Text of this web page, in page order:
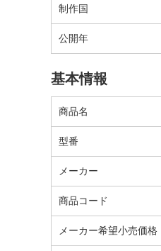
制作国
公開年
基本情報
商品名
型番
メーカー
商品コード
メーカー希望小売価格